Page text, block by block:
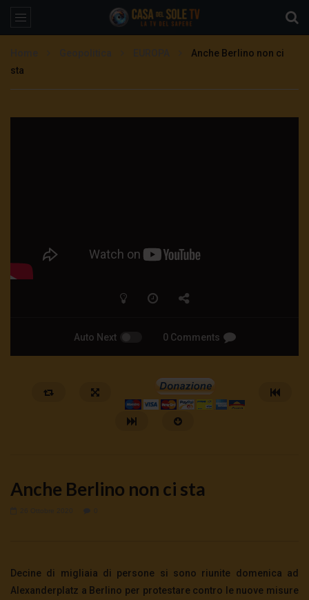
Anche Berlino non ci
sta
Auto Next 0 Comments
ANDREA ZHOK: DAL WELFARE AL
WARFARE
Hanieh Tarkian, il
23 Luglio 2026
Anche Berlino non ci sta
Decine di migliaia di persone si sono riunite domenica ad
Alexanderplatz a Berlino per protestare contro le nuove misure